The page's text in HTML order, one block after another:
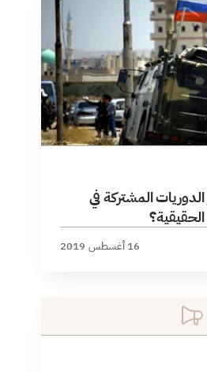
المشتركة في
16 أغسطس 2019